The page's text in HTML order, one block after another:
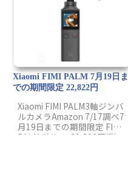
Xiaomi FIMI PALM 7月19日ま
での期間限定 22,822円
Xiaomi FIMI PALM3軸ジンバ
ルカメラAmazon 7/17調べ7
月19日までの期間限定 FIMI
PALM 単体 ➡ 22,822円(税